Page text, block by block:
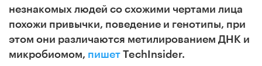
незнакомых людей со схожими чертами лица
похожи привычки, поведение и генотипы, при
этом они различаются метилированием ДНК и
микробиомом, пишет TechInsider.